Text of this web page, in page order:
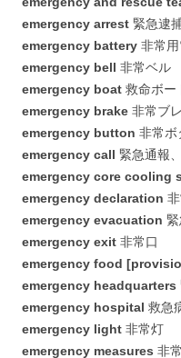
emergency arrest 緊急逮
emergency battery 非常
emergency bell 非常ベル
emergency boat 救命ボー
emergency brake 非常ブ
emergency button 非常ボ
emergency call 緊急通報
emergency core cooling
emergency declaration
emergency evacuation
emergency exit 非常口
emergency food
emergency headquarters
emergency hospital 救急
emergency light 非常灯
emergency measures 非